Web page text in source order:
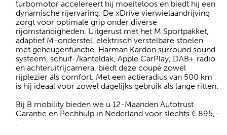
turbomotor accelereert hij moeiteloos en biedt hij een
dynamische rijervaring. De xDrive vierwielaandrijving
zorgt voor optimale grip onder diverse
rijomstandigheden. Uitgerust met het M Sportpakket,
adaptief M-onderstel, elektrisch verstelbare stoelen
met geheugenfunctie, Harman Kardon surround sound
systeem, schuif-/kanteldak, Apple CarPlay, DAB+ radio
en achteruitrijcamera, biedt deze coupé zowel
rijplezier als comfort. Met een actieradius van 500 km
is hij ideaal voor zowel dagelijks gebruik als lange ritten.
Bij B mobility bieden we u 12-Maanden Autotrust
Garantie en Pechhulp in Nederland voor slechts € 895,-